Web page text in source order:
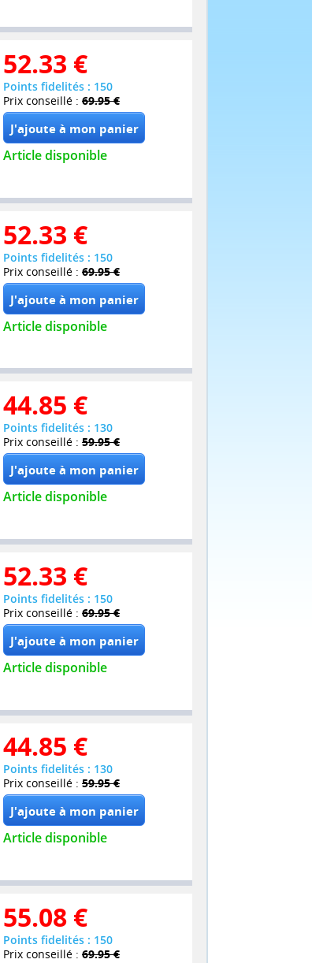
52.33 €
Points fidelités : 150
Prix conseillé : 69.95 €
Article disponible
52.33 €
Points fidelités : 150
Prix conseillé : 69.95 €
Article disponible
44.85 €
Points fidelités : 130
Prix conseillé : 59.95 €
Article disponible
52.33 €
Points fidelités : 150
Prix conseillé : 69.95 €
Article disponible
44.85 €
Points fidelités : 130
Prix conseillé : 59.95 €
Article disponible
55.08 €
Points fidelités : 150
Prix conseillé : 69.95 €